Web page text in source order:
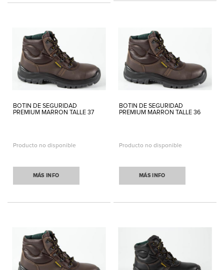
BOTIN DE SEGURIDAD
PREMIUM MARRON TALLE 37
Producto no disponible
MÁS INFO
BOTIN DE SEGURIDAD
PREMIUM MARRON TALLE 36
Producto no disponible
MÁS INFO